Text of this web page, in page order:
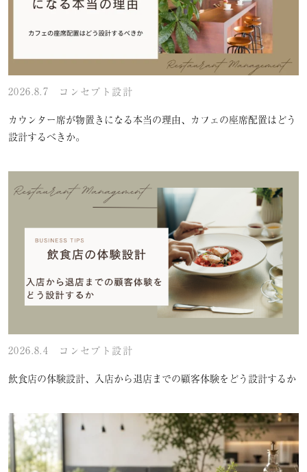
2026.8.7 コンセプト設計
カウンター席が物置きになる本当の理由、カフェの座席配置はどう
設計するべきか。
2026.8.4 コンセプト設計
飲食店の体験設計、入店から退店までの顧客体験をどう設計するか